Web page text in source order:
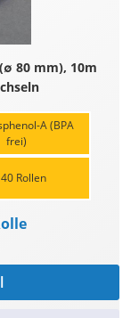
80 mm), 10m
A (BPA
frei)
Rollen